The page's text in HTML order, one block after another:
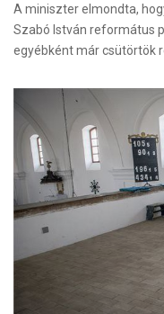
A miniszter elmondta,
Szabó István református
egyébként már csütörtök